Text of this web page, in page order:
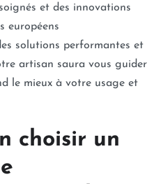
et des innovations
européens
solutions performantes et
artisan saura vous guider
le mieux à votre usage et
choisir un